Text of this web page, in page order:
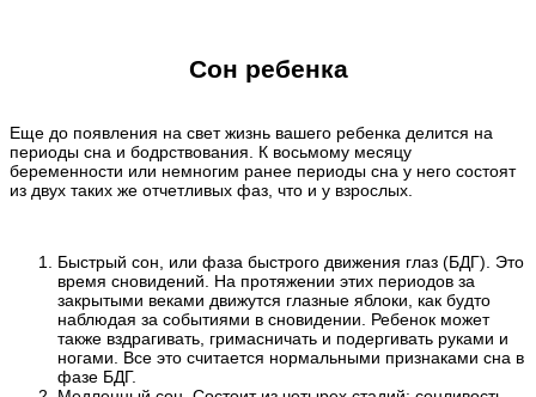
Сон ребенка
Еще до появления на свет жизнь вашего ребенка делится на
периоды сна и бодрствования. К восьмому месяцу
беременности или немногим ранее периоды сна у него состоят
из двух таких же отчетливых фаз, что и у взрослых.
Быстрый сон, или фаза быстрого движения глаз (БДГ). Это
время сновидений. На протяжении этих периодов за
закрытыми веками движутся глазные яблоки, как будто
наблюдая за событиями в сновидении. Ребенок может
также вздрагивать, гримасничать и подергивать руками и
ногами. Все это считается нормальными признаками сна в
фазе БДГ.